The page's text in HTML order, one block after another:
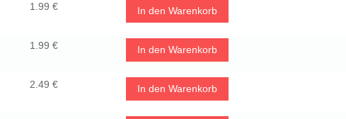
1.99 € In den Warenkorb
1.99 € In den Warenkorb
2.49 € In den Warenkorb